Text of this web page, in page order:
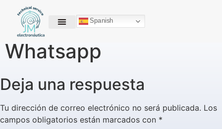
Spanish
Whatsapp
Deja una respuesta
Tu dirección de correo electrónico no será publicada. Los
campos obligatorios están marcados con *